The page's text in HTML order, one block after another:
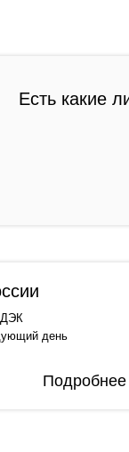
Есть какие
день
Подробнее